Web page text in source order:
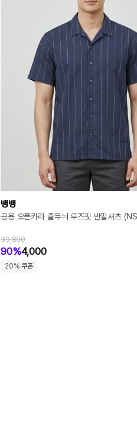
뱅뱅
공용 오픈카라 줄무늬 루즈핏 반팔셔츠
39,800
90%4,000
20% 쿠폰